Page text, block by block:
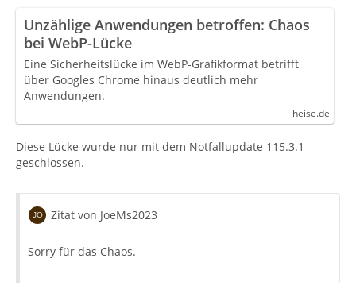
Unzählige Anwendungen betroffen: Chaos
bei WebP-Lücke
Eine Sicherheitslücke im WebP-Grafikformat betrifft
über Googles Chrome hinaus deutlich mehr
Anwendungen.
heise.de
Diese Lücke wurde nur mit dem Notfallupdate 115.3.1
geschlossen.
Zitat von JoeMs2023
Sorry für das Chaos.